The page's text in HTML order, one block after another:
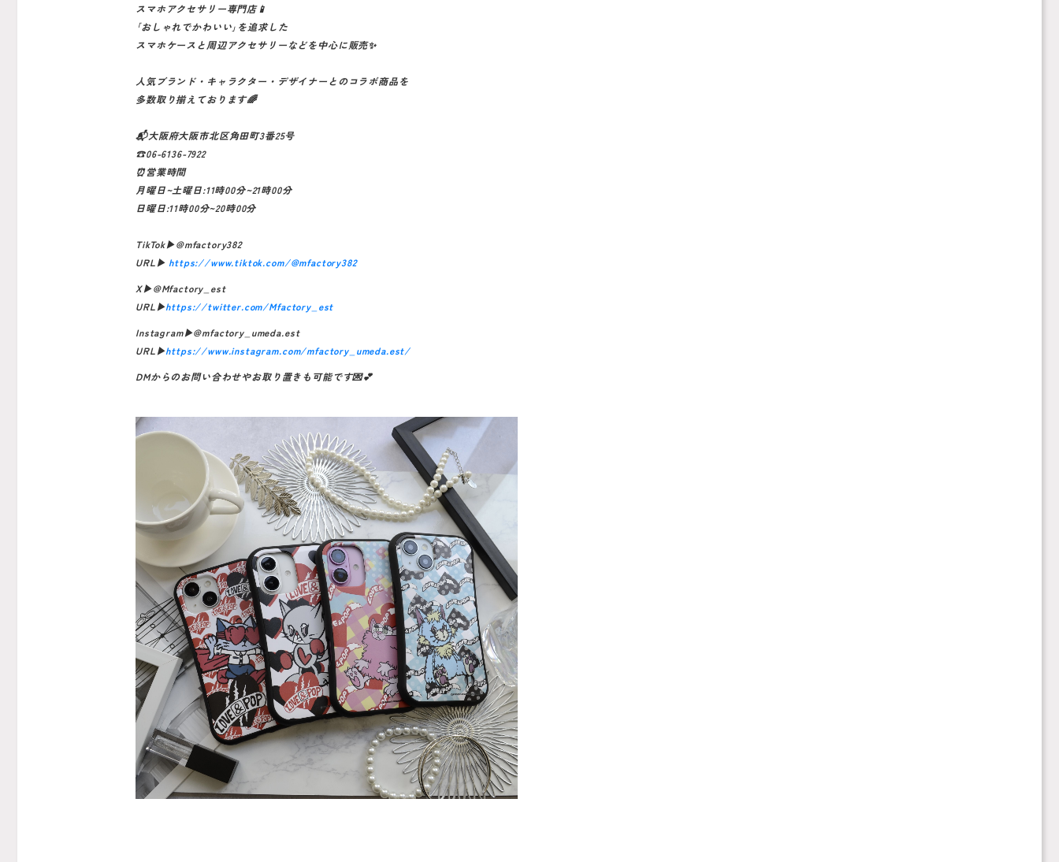
スマホアクセサリー専門店📱
｢おしゃれでかわいい｣を追求した
スマホケースと周辺アクセサリーなどを中心に販売✨
人気ブランド・キャラクター・デザイナーとのコラボ商品を
多数取り揃えております🌈
📬大阪府大阪市北区角田町3番25号
☎️06-6136-7922
⏰営業時間
月曜日~土曜日:11時00分~21時00分
日曜日:11時00分~20時00分
TikTok▶︎@mfactory382
URL▶︎ https://www.tiktok.com/@mfactory382
X▶︎@Mfactory_est
URL▶︎https://twitter.com/Mfactory_est
Instagram▶︎@mfactory_umeda.est
URL▶︎https://www.instagram.com/mfactory_umeda.est/
DMからのお問い合わせやお取り置きも可能です💌💕